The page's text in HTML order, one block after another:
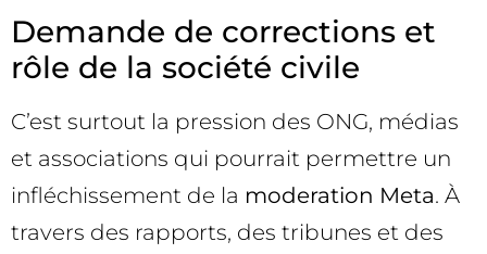
Demande de corrections et
rôle de la société civile
C’est surtout la pression des ONG, médias
et associations qui pourrait permettre un
infléchissement de la moderation Meta. À
travers des rapports, des tribunes et des